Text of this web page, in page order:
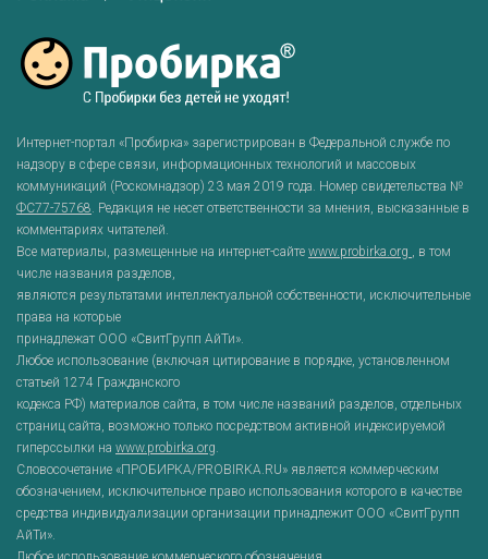
Интернет-портал «Пробирка» зарегистрирован в Федеральной службе по
надзору в сфере связи, информационных технологий и массовых
коммуникаций (Роскомнадзор) 23 мая 2019 года. Номер свидетельства №
ФС77-75768. Редакция не несет ответственности за мнения, высказанные в
комментариях читателей.
Все материалы, размещенные на интернет-сайте www.probirka.org , в том
числе названия разделов,
являются результатами интеллектуальной собственности, исключительные
права на которые
принадлежат ООО «СвитГрупп АйТи».
Любое использование (включая цитирование в порядке, установленном
статьей 1274 Гражданского
кодекса РФ) материалов сайта, в том числе названий разделов, отдельных
страниц сайта, возможно только посредством активной индексируемой
гиперссылки на www.probirka.org.
Словосочетание «ПРОБИРКА/PROBIRKA.RU» является коммерческим
обозначением, исключительное право использования которого в качестве
средства индивидуализации организации принадлежит ООО «СвитГрупп
АйТи».